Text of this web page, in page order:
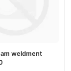
weldment